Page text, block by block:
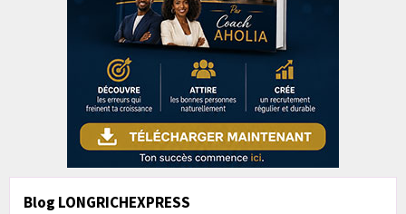
Blog LONGRICHEXPRESS